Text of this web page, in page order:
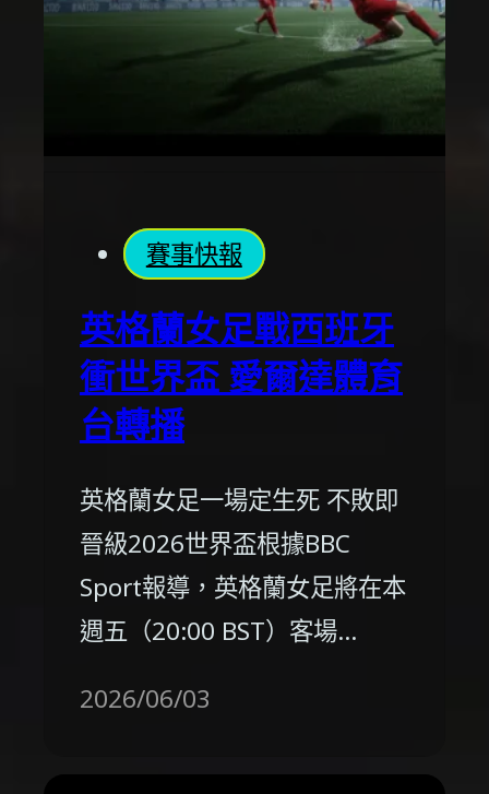
賽事快報
英格蘭女足戰西班牙
衝世界盃 愛爾達體育
台轉播
英格蘭女足一場定生死 不敗即
晉級2026世界盃根據BBC
Sport報導，英格蘭女足將在本
週五（20:00 BST）客場…
2026/06/03